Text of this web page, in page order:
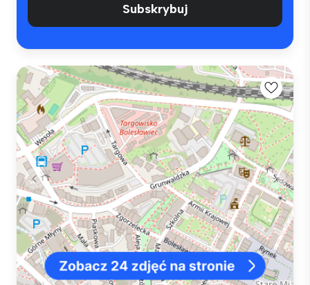
Subskrybuj